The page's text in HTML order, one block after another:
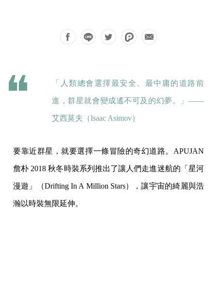
「人類總會選擇最安全、最中庸的道路前
進，群星就會變成遙不可及的幻夢。」——
艾⻄莫夫（Isaac Asimov）
要靠近群星，就要選擇一條冒險的奇幻道路。APUJAN
詹朴 2018 秋冬時裝系列推出了讓人們走進迷航的「星河
漫遊」（Drifting In A Million Stars），讓宇宙的綺麗與浩
瀚以時裝無限延伸。